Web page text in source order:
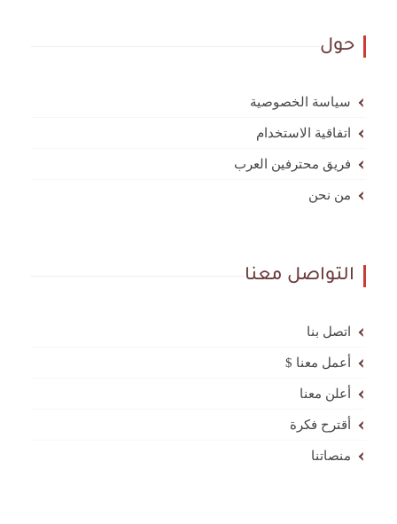
حول
سياسة الخصوصية
اتفاقية الاستخدام
فريق محترفين العرب
من نحن
التواصل معنا
اتصل بنا
أعمل معنا $
أعلن معنا
أقترح فكرة
منصاتنا